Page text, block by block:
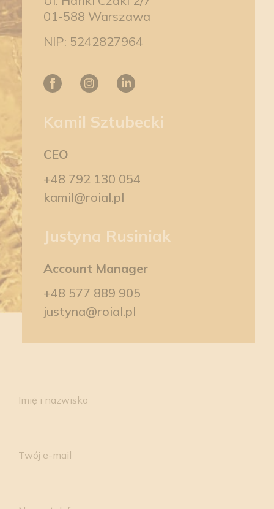
01-588 Warszawa
NIP: 5242827964
Kamil Sztubecki
CEO
+48 792 130 054
kamil@roial.pl
Justyna Rusiniak
Account Manager
+48 577 889 905
justyna@roial.pl
this
field
Imię i nazwisko
Twój e-mail